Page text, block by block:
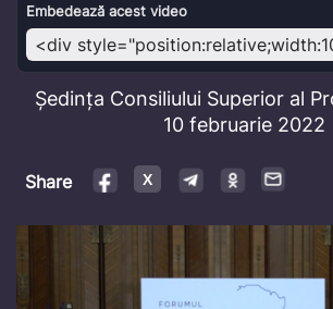
Embedează acest video
Ședința Consiliului Superior al
10 februarie 2022
Share